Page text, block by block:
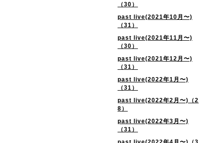
（30）
past live(2021年10月〜)
（31）
past live(2021年11月〜)
（30）
past live(2021年12月〜)
（31）
past live(2022年1月〜)
（31）
past live(2022年2月〜)（2
8）
past live(2022年3月〜)
（31）